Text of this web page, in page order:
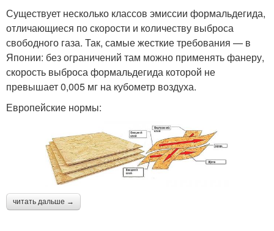
Существует несколько классов эмиссии формальдегида,
отличающиеся по скорости и количеству выброса
свободного газа. Так, самые жесткие требования — в
Японии: без ограничений там можно применять фанеру,
скорость выброса формальдегида которой не
превышает 0,005 мг на кубометр воздуха.
Европейские нормы:
читать дальше →